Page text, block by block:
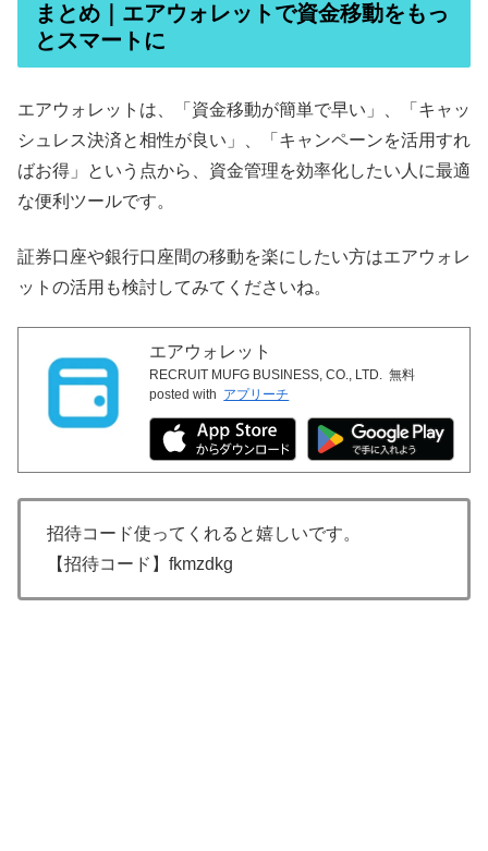
まとめ｜エアウォレットで資金移動をもっ
とスマートに
エアウォレットは、「資金移動が簡単で早い」、「キャッ
シュレス決済と相性が良い」、「キャンペーンを活用すれ
ばお得」という点から、資金管理を効率化したい人に最適
な便利ツールです。
証券口座や銀行口座間の移動を楽にしたい方はエアウォレ
ットの活用も検討してみてくださいね。
エアウォレット
RECRUIT MUFG BUSINESS, CO., LTD. 無料
posted with アプリーチ
招待コード使ってくれると嬉しいです。
【招待コード】fkmzdkg